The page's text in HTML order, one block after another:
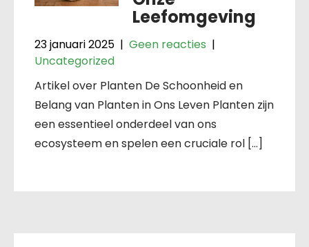
Leefomgeving
23 januari 2025 | Geen reacties |
Uncategorized
Artikel over Planten De Schoonheid en
Belang van Planten in Ons Leven Planten zijn
een essentieel onderdeel van ons
ecosysteem en spelen een cruciale rol […]